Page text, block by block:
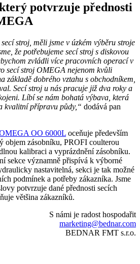
potvrzuje přednosti
stroj, měli jsme v úzkém výběru stroje
že potřebujeme secí stroj s diskovou
zvládli více pracovních operací v
secí stroj OMEGA nejenom kvůli
základě dobrého vztahu s obchodníkem,
Secí stroj u nás pracuje již dva roky a
Líbí se nám bohatá výbava, která
kvalitní přípravu půdy,“ dodává pan
OO 6000L oceňuje především
objem zásobníku, PROFI coulterou
kalibraci a vyprázdnění zásobníku.
sekce významně přispívá k výborné
nastavitelná, sekci je tak možné
podmínek a potřeby zákazníka. Jsme
potvrzuje dané přednosti secích
většina zákazníků.
S námi je radost hospodařit
marketing@bednar.com
BEDNAR FMT s.r.o.